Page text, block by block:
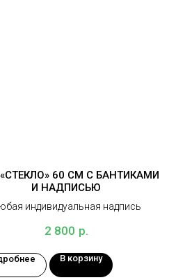
60 СМ С БАНТИКАМИ
И НАДПИСЬЮ
индивидуальная надпись
2 800 р.
В корзину